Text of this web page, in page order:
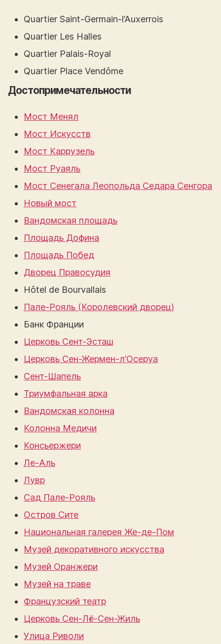
Quartier Saint-Germain-l’Auxerrois
Quartier Les Halles
Quartier Palais-Royal
Quartier Place Vendôme
Достопримечательности
Мост Менял
Мост Искусств
Мост Каррузель
Мост Руаяль
Мост Сенегала Леопольда Седара Сенгора
Новый мост
Вандомская площадь
Площадь Дофина
Площадь Побед
Дворец Правосудия
Hôtel de Bourvallais
Пале-Рояль (Королевский дворец)
Банк Франции
Церковь Сент-Эсташ
Церковь Сен-Жермен-л’Осеруа
Сент-Шапель
Триумфальная арка
Вандомская колонна
Колонна Медичи
Консьержери
Ле-Аль
Лувр
Сад Пале-Рояль
Остров Сите
Национальная галерея Же-де-Пом
Музей декоративного искусства
Музей Оранжери
Музей на траве
Французский театр
Церковь Сен-Лё-Сен-Жиль
Улица Риволи